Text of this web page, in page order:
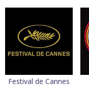
Festival de Cannes